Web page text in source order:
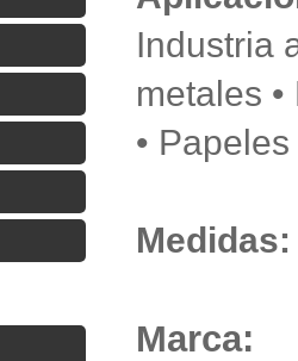
Industria
metales
•
Marca: